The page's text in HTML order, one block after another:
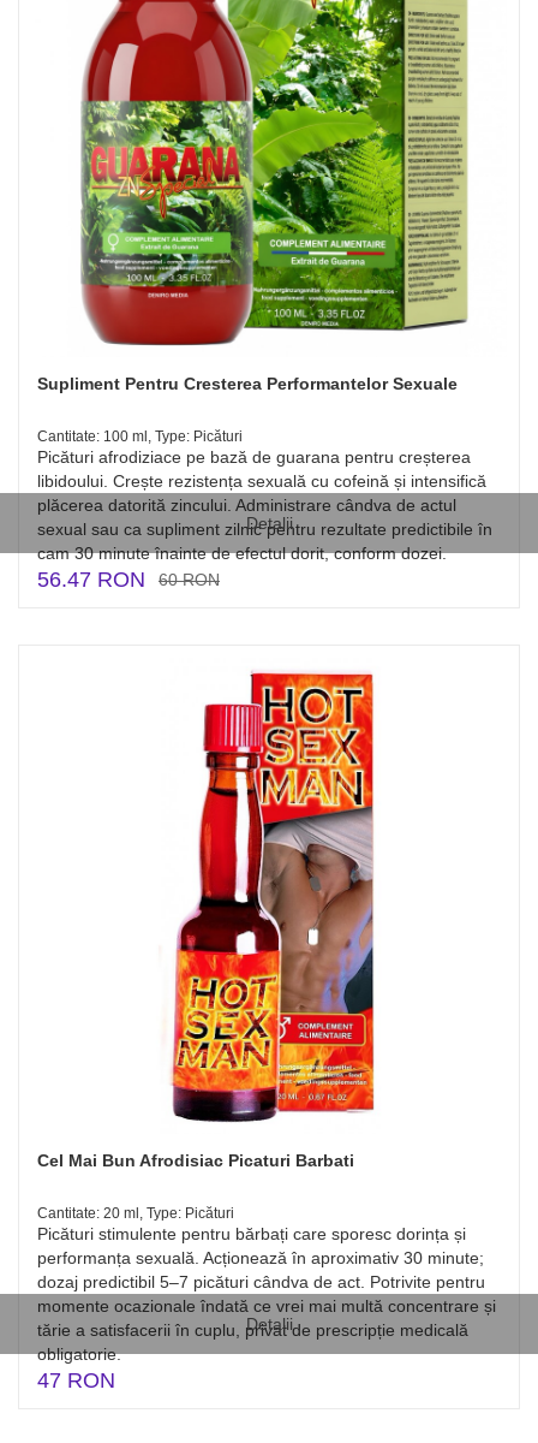
Detalii
Supliment Pentru Cresterea Performantelor Sexuale
Cantitate: 100 ml, Type: Picături
Picături afrodiziace pe bază de guarana pentru creșterea
libidoului. Crește rezistența sexuală cu cofeină și intensifică
plăcerea datorită zincului. Administrare cândva de actul
sexual sau ca supliment zilnic pentru rezultate predictibile în
cam 30 minute înainte de efectul dorit, conform dozei.
56.47 RON 60 RON
Detalii
Cel Mai Bun Afrodisiac Picaturi Barbati
Cantitate: 20 ml, Type: Picături
Picături stimulente pentru bărbați care sporesc dorința și
performanța sexuală. Acționează în aproximativ 30 minute;
dozaj predictibil 5–7 picături cândva de act. Potrivite pentru
momente ocazionale îndată ce vrei mai multă concentrare și
tărie a satisfacerii în cuplu, privat de prescripție medicală
obligatorie.
47 RON